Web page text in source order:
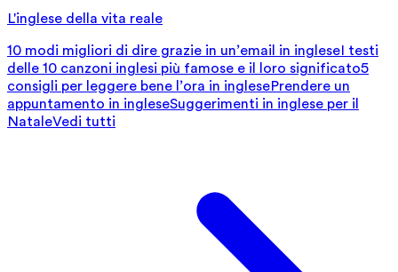
L'inglese della vita reale
10 modi migliori di dire grazie in un’email in ingleseI testi
delle 10 canzoni inglesi più famose e il loro significato5
consigli per leggere bene l’ora in inglesePrendere un
appuntamento in ingleseSuggerimenti in inglese per il
NataleVedi tutti